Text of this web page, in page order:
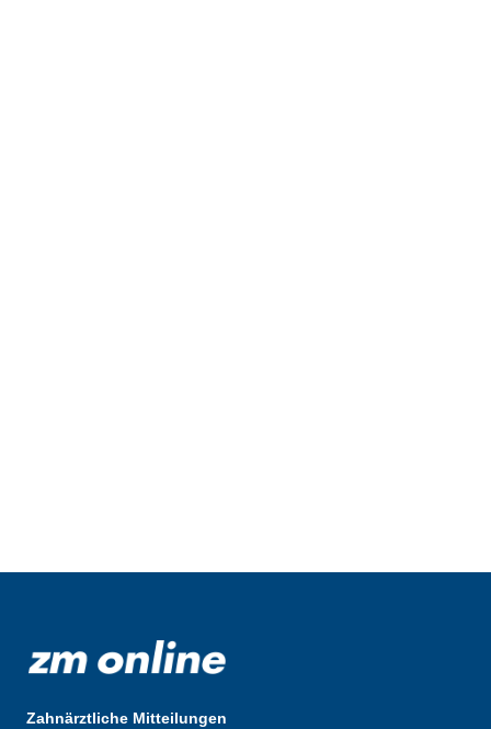
Zahnärztliche Mitteilungen